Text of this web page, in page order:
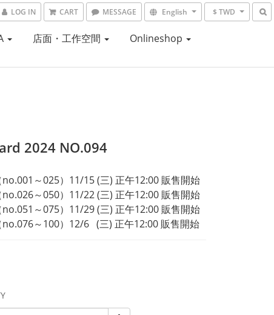
LOG IN CART MESSAGE English $ TWD
店面・工作空間 Onlineshop
2024 NO.094
～025）11/15 (三) 正午12:00 販售開始
～050）11/22 (三) 正午12:00 販售開始
～075）11/29 (三) 正午12:00 販售開始
～100）12/6   (三) 正午12:00 販售開始